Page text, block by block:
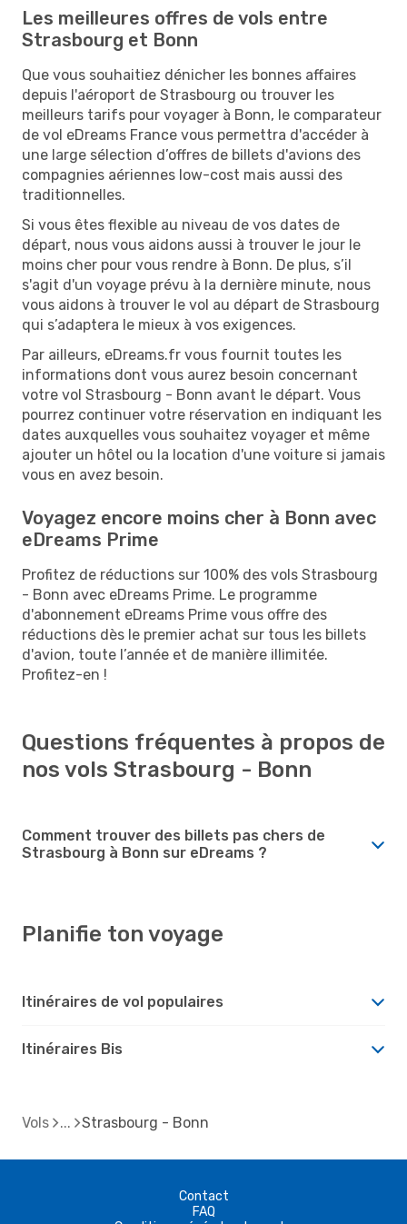
Les meilleures offres de vols entre
Strasbourg et Bonn
Que vous souhaitiez dénicher les bonnes affaires
depuis l'aéroport de Strasbourg ou trouver les
meilleurs tarifs pour voyager à Bonn, le comparateur
de vol eDreams France vous permettra d'accéder à
une large sélection d’offres de billets d'avions des
compagnies aériennes low-cost mais aussi des
traditionnelles.
Si vous êtes flexible au niveau de vos dates de
départ, nous vous aidons aussi à trouver le jour le
moins cher pour vous rendre à Bonn. De plus, s’il
s'agit d'un voyage prévu à la dernière minute, nous
vous aidons à trouver le vol au départ de Strasbourg
qui s’adaptera le mieux à vos exigences.
Par ailleurs, eDreams.fr vous fournit toutes les
informations dont vous aurez besoin concernant
votre vol Strasbourg - Bonn avant le départ. Vous
pourrez continuer votre réservation en indiquant les
dates auxquelles vous souhaitez voyager et même
ajouter un hôtel ou la location d'une voiture si jamais
vous en avez besoin.
Voyagez encore moins cher à Bonn avec
eDreams Prime
Profitez de réductions sur 100% des vols Strasbourg
- Bonn avec eDreams Prime. Le programme
d'abonnement eDreams Prime vous offre des
réductions dès le premier achat sur tous les billets
d'avion, toute l’année et de manière illimitée.
Profitez-en !
Questions fréquentes à propos de
nos vols Strasbourg - Bonn
Comment trouver des billets pas chers de
Strasbourg à Bonn sur eDreams ?
Planifie ton voyage
Itinéraires de vol populaires
Itinéraires Bis
Vols Strasbourg - Bonn
Contact
FAQ